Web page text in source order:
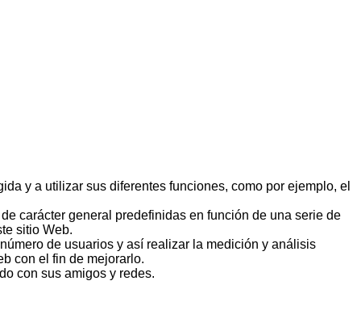
y a utilizar sus diferentes funciones, como por ejemplo, el
carácter general predefinidas en función de una serie de
sitio Web.
de usuarios y así realizar la medición y análisis
con el fin de mejorarlo.
con sus amigos y redes.